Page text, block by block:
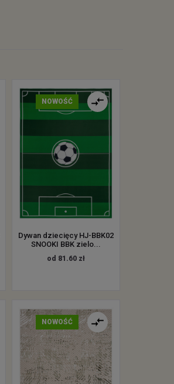
NOWOŚĆ
Dywan dziecięcy HJ-BBK02
SNOOKI BBK zielo...
od 81.60 zł
NOWOŚĆ